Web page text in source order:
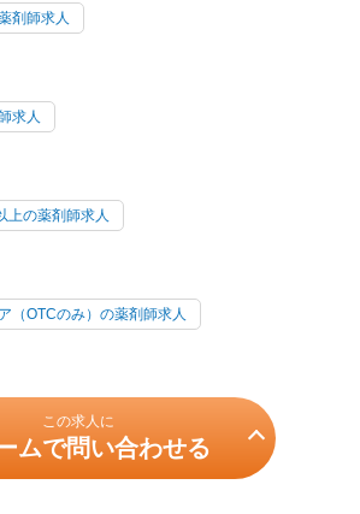
剤師求人
求人
上の薬剤師求人
（OTCのみ）の薬剤師求人
この求人に
ムで問い合わせる